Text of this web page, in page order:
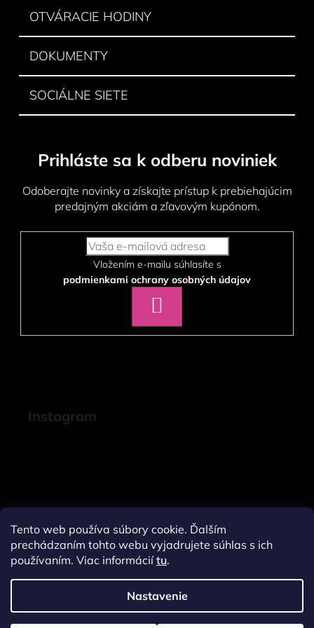
Tento web používa súbory cookie. Ďalším
prechádzaním tohto webu vyjadrujete súhlas s ich
používaním. Viac informáciítu.
Nastavenie
OTVÁRACIE HODINY
DOKUMENTY
SOCIÁLNE SIETE
Prihláste sa k odberu noviniek
Odoberajte novinky a získajte prístup k prebiehajúcim
predajným akciám a zľavovým kupónom.
podmienkami ochrany osobných údajov
SA
Instagram